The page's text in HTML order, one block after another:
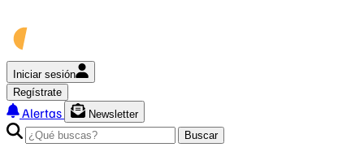
Iniciar sesión
Regístrate
Alertas
Newsletter
Buscar